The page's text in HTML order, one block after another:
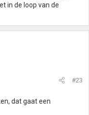
in de loop van de
#23
dat gaat een